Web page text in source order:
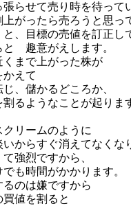
張らせて売り時を
がったら売ろうと思っ
と、目標の売値を訂正し
と 趣意がえします。
くまで上がった株が
かえて
、儲かるどころか、
るようなことが起りま
リームのように
からすぐ消えてなくな
強烈ですから、
も時間がかかります。
のは嫌ですから
値を割ると